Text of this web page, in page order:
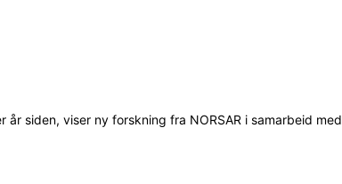
siden, viser ny forskning fra NORSAR i samarbeid med